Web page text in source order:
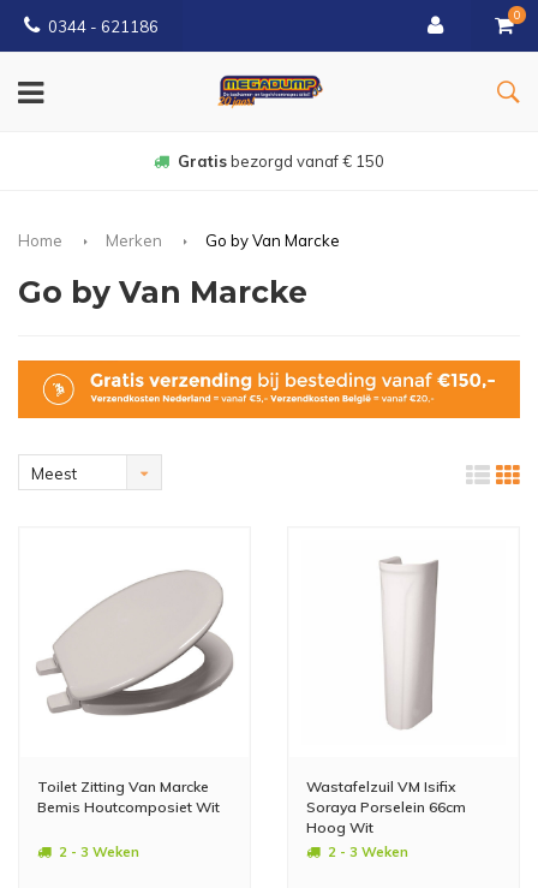
0344 - 621186
0
Gratisbezorgd vanaf € 150
Home Merken Go by Van Marcke
Go by Van Marcke
Meest
Toilet Zitting Van Marcke
Bemis Houtcomposiet Wit
2 - 3 Weken
Wastafelzuil VM Isifix
Soraya Porselein 66cm
Hoog Wit
2 - 3 Weken